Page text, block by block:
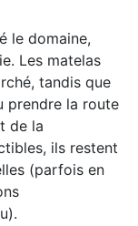
le domaine,
Les matelas
tandis que
prendre la route
de la
ils restent
(parfois en